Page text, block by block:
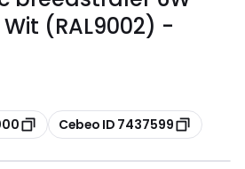
(RAL9002) -
Kopiëren
Cebeo ID 7437599